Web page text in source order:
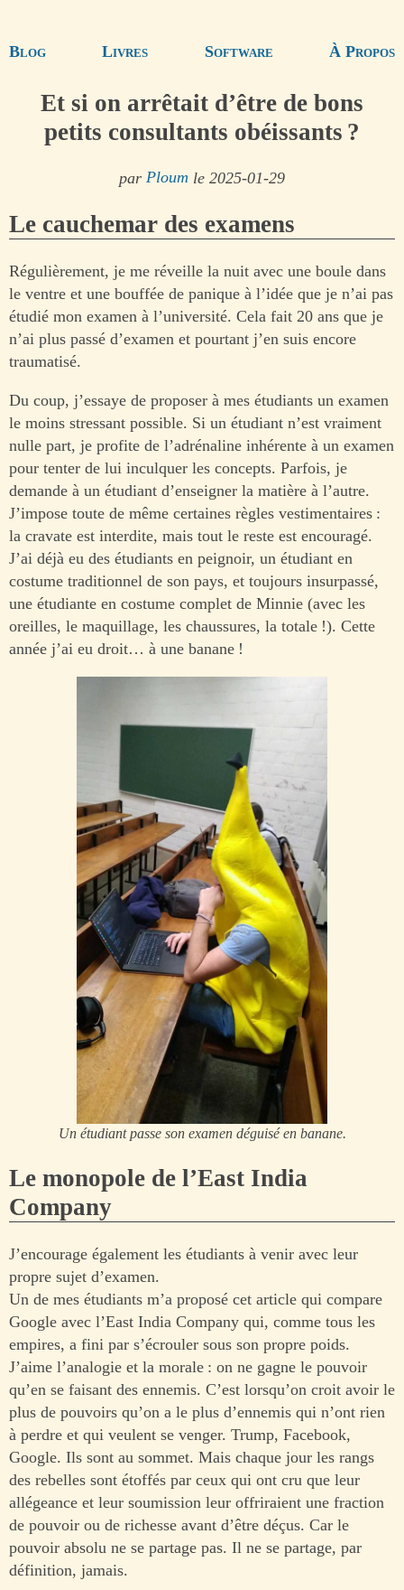
Blog Livres Software À Propos
Et si on arrêtait d’être de bons
petits consultants obéissants ?
par Ploum le 2025-01-29
Le cauchemar des examens
Régulièrement, je me réveille la nuit avec une boule dans
le ventre et une bouffée de panique à l’idée que je n’ai pas
étudié mon examen à l’université. Cela fait 20 ans que je
n’ai plus passé d’examen et pourtant j’en suis encore
traumatisé.
Du coup, j’essaye de proposer à mes étudiants un examen
le moins stressant possible. Si un étudiant n’est vraiment
nulle part, je profite de l’adrénaline inhérente à un examen
pour tenter de lui inculquer les concepts. Parfois, je
demande à un étudiant d’enseigner la matière à l’autre.
J’impose toute de même certaines règles vestimentaires :
la cravate est interdite, mais tout le reste est encouragé.
J’ai déjà eu des étudiants en peignoir, un étudiant en
costume traditionnel de son pays, et toujours insurpassé,
une étudiante en costume complet de Minnie (avec les
oreilles, le maquillage, les chaussures, la totale !). Cette
année j’ai eu droit… à une banane !
Un étudiant passe son examen déguisé en banane.
Le monopole de l’East India
Company
J’encourage également les étudiants à venir avec leur
propre sujet d’examen.
Un de mes étudiants m’a proposé cet article qui compare
Google avec l’East India Company qui, comme tous les
empires, a fini par s’écrouler sous son propre poids.
J’aime l’analogie et la morale : on ne gagne le pouvoir
qu’en se faisant des ennemis. C’est lorsqu’on croit avoir le
plus de pouvoirs qu’on a le plus d’ennemis qui n’ont rien
à perdre et qui veulent se venger. Trump, Facebook,
Google. Ils sont au sommet. Mais chaque jour les rangs
des rebelles sont étoffés par ceux qui ont cru que leur
allégeance et leur soumission leur offriraient une fraction
de pouvoir ou de richesse avant d’être déçus. Car le
pouvoir absolu ne se partage pas. Il ne se partage, par
définition, jamais.